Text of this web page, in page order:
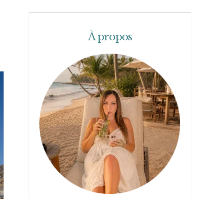
À propos